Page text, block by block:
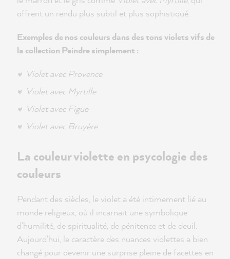
offrent un rendu plus subtil et plus sophistiqué.
Exemples de nos couleurs dans des tons violets vifs de
la collection Peindre simplement :
Violet avec Provence
Violet avec Myrtille
Violet avec Figue
Violet avec Bruyère
La couleur violette en psycologie des
couleurs
Pendant des siècles, le violet a été intimement lié au
monde religieux, où il incarnait une symbolique
d'humilité, de spiritualité, de pénitence et de deuil.
Aujourd'hui, le caractère des nuances violettes a bien
changé pour devenir une surprise pleine de facettes en